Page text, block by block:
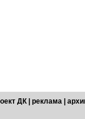
ДК реклама